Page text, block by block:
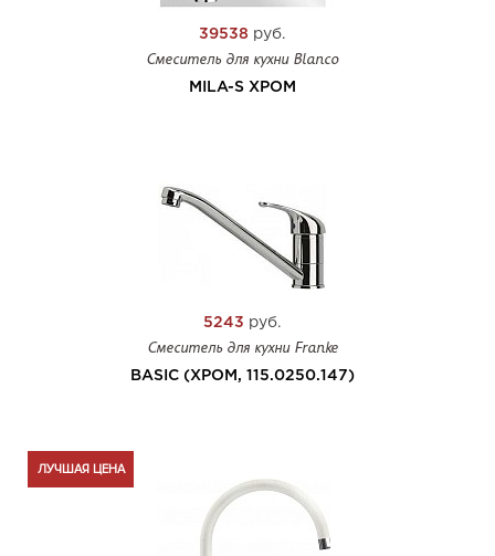
39538 руб.
Смеситель для кухни Blanco
MILA-S ХРОМ
5243 руб.
Смеситель для кухни Franke
BASIC (ХРОМ, 115.0250.147)
ЛУЧШАЯ ЦЕНА